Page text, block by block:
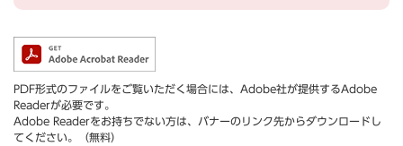
PDF形式のファイルをご覧いただく場合には、Adobe社が提供するAdobe
Readerが必要です。
Adobe Readerをお持ちでない方は、バナーのリンク先からダウンロードし
てください。（無料）